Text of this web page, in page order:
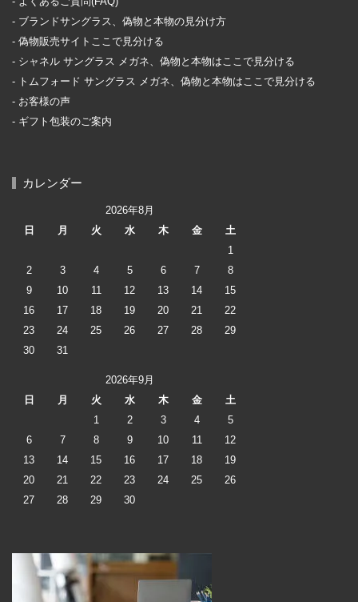
ブランドサングラス、偽物と本物の見分け方
偽物販売サイトここで見分ける
シャネル サングラス メガネ、偽物と本物はここで見分ける
トムフォード サングラス メガネ、偽物と本物はここで見分ける
お客様の声
ギフト包装のご案内
カレンダー
2026年8月
日
月 火 水 木 金
土
1
2
3 4 5 6 7
8
9
10 11 12 13 14
15
16
17 18 19 20 21
22
23
24 25 26 27 28
29
30
31
2026年9月
日
月 火 水 木 金
土
1
2 3 4
5
6
7 8 9 10 11
12
13
14 15 16 17 18
19
20
21 22 23 24 25
26
27
28 29 30